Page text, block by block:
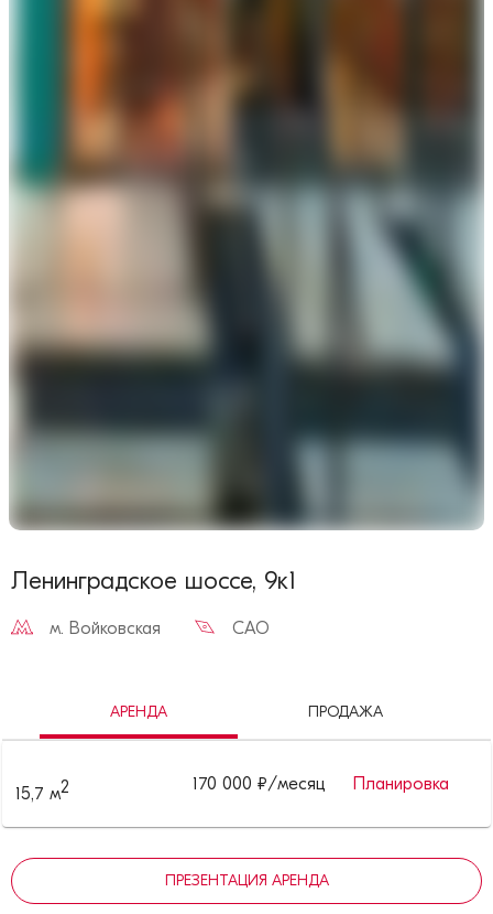
Ленинградское шоссе, 9к1
м. Войковская САО
АРЕНДА ПРОДАЖА
15,7 м2 170 000 ₽/месяц Планировка
ПРЕЗЕНТАЦИЯ АРЕНДА